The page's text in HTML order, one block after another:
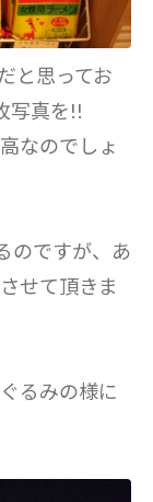
と思ってお
写真を!!
なのでしょ
のですが、あ
せて頂きま
るみの様に